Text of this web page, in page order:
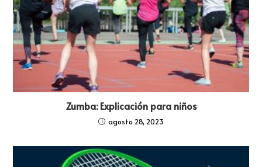
Zumba: Explicación para niños
agosto 28, 2023